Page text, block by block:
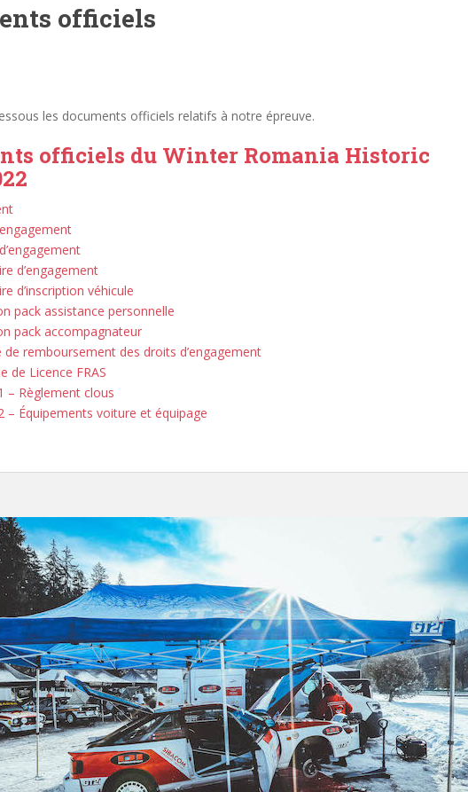
officiels
les documents officiels relatifs à notre épreuve.
officiels du Winter Romania Historic
d’engagement
d’inscription véhicule
pack assistance personnelle
pack accompagnateur
de remboursement des droits d’engagement
de Licence FRAS
– Règlement clous
– Équipements voiture et équipage